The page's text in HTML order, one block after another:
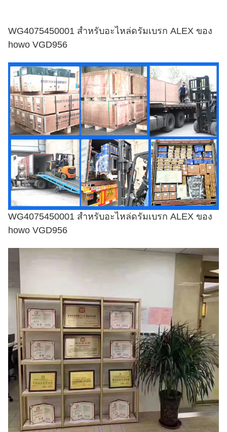
WG4075450001 สำหรับอะไหล่ดรัมเบรก ALEX ของ
howo VGD956
WG4075450001 สำหรับอะไหล่ดรัมเบรก ALEX ของ
howo VGD956